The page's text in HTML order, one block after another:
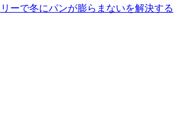
ーで冬にパンが膨らまないを解決する